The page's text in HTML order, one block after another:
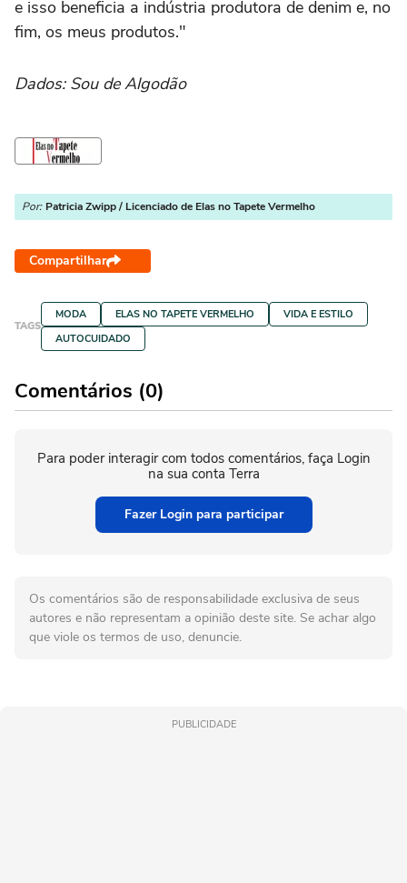
e isso beneficia a indústria produtora de denim e, no
fim, os meus produtos."
Dados: Sou de Algodão
Por: Patricia Zwipp / Licenciado de Elas no Tapete Vermelho
Compartilhar
TAGS
MODA ELAS NO TAPETE VERMELHO
VIDA E ESTILO
AUTOCUIDADO
Comentários (0)
Para poder interagir com todos comentários, faça Login
na sua conta Terra
Fazer Login para participar
Os comentários são de responsabilidade exclusiva de seus
autores e não representam a opinião deste site. Se achar algo
que viole os termos de uso, denuncie.
PUBLICIDADE